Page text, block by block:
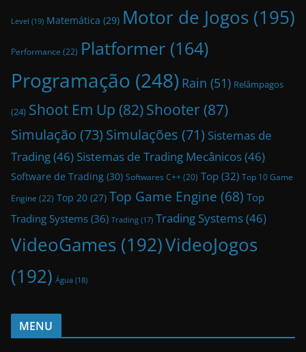
Level (19) Matemática (29) Motor de Jogos (195)
Performance (22) Platformer (164)
Programação (248) Rain (51) Relâmpagos
(24) Shoot Em Up (82)Shooter (87)
Simulação (73) Simulações (71) Sistemas de
Trading(46) Sistemas de Trading Mecânicos(46)
Software de Trading (30) Softwares C++ (20) Top (32) Top 10 Game
Engine (22) Top 20 (27) Top Game Engine (68) Top
Trading Systems (36) Trading (17) Trading Systems(46)
VideoGames (192)VideoJogos
(192) Água (18)
MENU